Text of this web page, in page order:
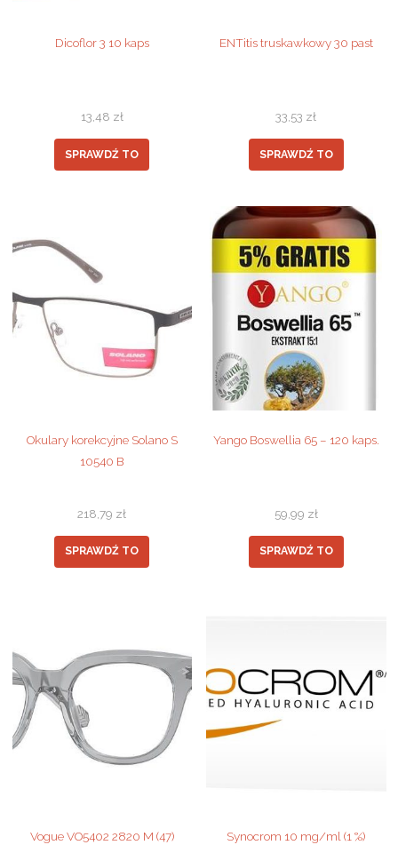
Dicoflor 3 10 kaps
13,48 zł
SPRAWDŹ TO
ENTitis truskawkowy 30 past
33,53 zł
SPRAWDŹ TO
Okulary korekcyjne Solano S
10540 B
218,79 zł
SPRAWDŹ TO
Yango Boswellia 65 – 120 kaps.
59,99 zł
SPRAWDŹ TO
Vogue VO5402 2820 M (47)
Synocrom 10 mg/ml (1 %)